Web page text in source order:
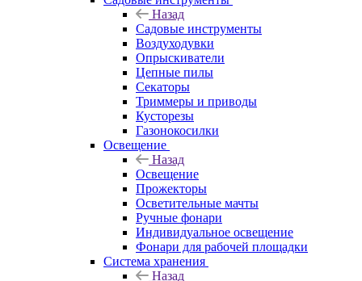
Назад
Садовые инструменты
Воздуходувки
Опрыскиватели
Цепные пилы
Секаторы
Триммеры и приводы
Кусторезы
Газонокосилки
Освещение
Назад
Освещение
Прожекторы
Осветительные мачты
Ручные фонари
Индивидуальное освещение
Фонари для рабочей площадки
Система хранения
Назад